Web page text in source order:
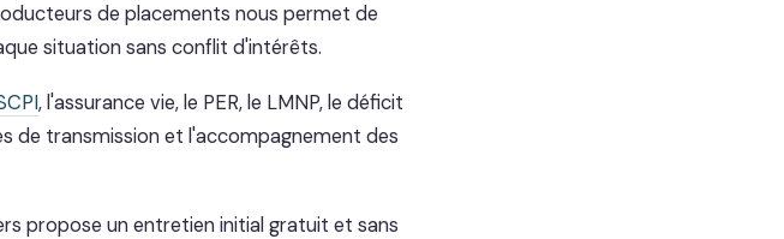
de placements nous permet de
situation sans conflit d'intérêts.
, l'assurance vie, le PER, le LMNP, le déficit
de transmission et l'accompagnement des
propose un entretien initial gratuit et sans